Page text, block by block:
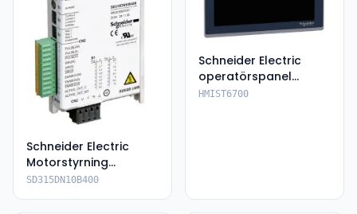
Schneider Electric
Motorstyrning
SD315DN10B400
SD315DN10B400
Schneider Electric
operatörspanel
HMIST6700
HMIST6700